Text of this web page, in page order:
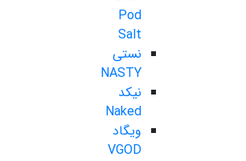
Pod
Salt
نستی
NASTY
نیکد
Naked
ویگاد
VGOD